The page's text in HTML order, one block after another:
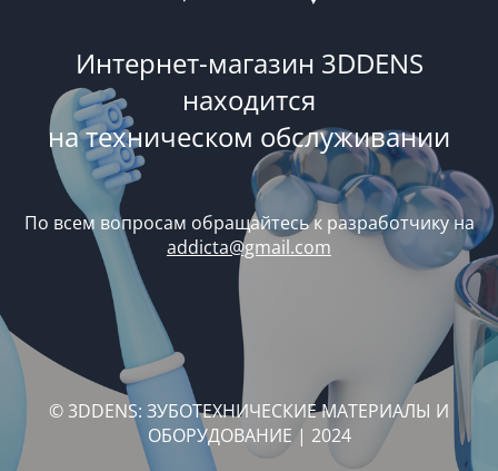
Интернет-магазин 3DDENS
находится
на техническом обслуживании
По всем вопросам обращайтесь к разработчику на
addicta@gmail.com
© 3DDENS: ЗУБОТЕХНИЧЕСКИЕ МАТЕРИАЛЫ И
ОБОРУДОВАНИЕ | 2024